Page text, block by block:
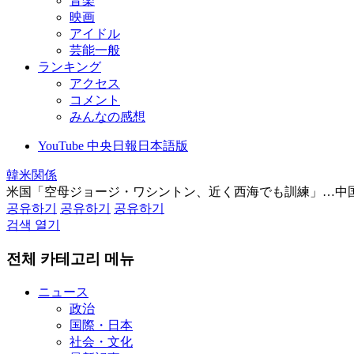
映画
アイドル
芸能一般
ランキング
アクセス
コメント
みんなの感想
YouTube 中央日報日本語版
韓米関係
米国「空母ジョージ・ワシントン、近く西海でも訓練」…中
공유하기
공유하기
공유하기
검색 열기
전체 카테고리 메뉴
ニュース
政治
国際・日本
社会・文化